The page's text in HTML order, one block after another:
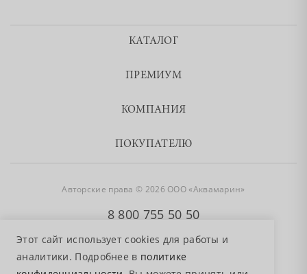
Этот сайт использует cookies для работы и
аналитики. Подробнее в политике
КАТАЛОГ
ПРЕМИУМ
КОМПАНИЯ
ПОКУПАТЕЛЮ
Авторские права © 2026 ООО «Аквамарин»
8 800 755 50 50